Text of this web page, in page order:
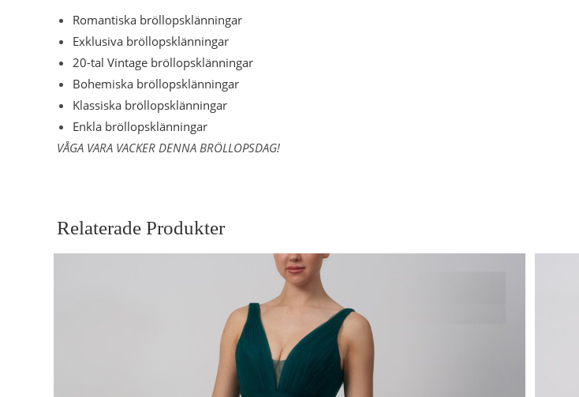
Romantiska bröllopsklänningar
Exklusiva bröllopsklänningar
20-tal Vintage bröllopsklänningar
Bohemiska bröllopsklänningar
Klassiska bröllopsklänningar
Enkla bröllopsklänningar
VÅGA VARA VACKER DENNA BRÖLLOPSDAG!
Relaterade Produkter